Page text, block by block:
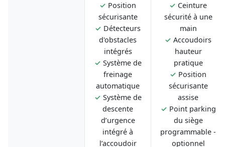
✓ Position
sécurisante
✓ Détecteurs
d'obstacles
intégrés
✓ Système de
freinage
automatique
✓ Système de
descente
d’urgence
intégré à
l’accoudoir
✓ Ceinture
sécurité à une
main
✓ Accoudoirs
hauteur
pratique
✓ Position
sécurisante
assise
✓ Point parking
du siège
programmable -
optionnel